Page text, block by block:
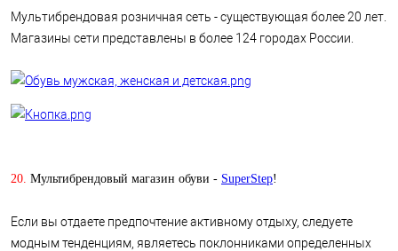
Мультибрендовая розничная сеть - существующая более 20 лет.
Магазины сети представлены в более 124 городах России.
20. Мультибрендовый магазин обуви - SuperStep!
Если вы отдаете предпочтение активному отдыху, следуете
модным тенденциям, являетесь поклонниками определенных